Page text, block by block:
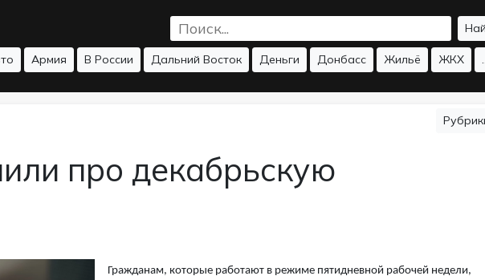
Армия В России Дальний Восток Деньги Донбасс Жильё ЖКХ
про декабрьскую
Гражданам, которые работают в режиме пятидневной рабочей недели,